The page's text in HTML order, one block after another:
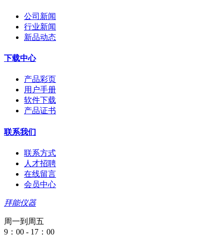
公司新闻
行业新闻
新品动态
下载中心
产品彩页
用户手册
软件下载
产品证书
联系我们
联系方式
人才招聘
在线留言
会员中心
拜能仪器
周一到周五
9：00 - 17：00